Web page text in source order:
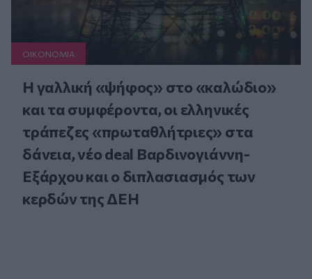
ΟΙΚΟΝΟΜΙΑ
Η γαλλική «ψήφος» στο «καλώδιο»
και τα συμφέροντα, οι ελληνικές
τράπεζες «πρωταθλήτριες» στα
δάνεια, νέο deal Βαρδινογιάννη-
Εξάρχου και ο διπλασιασμός των
κερδών της ΔΕΗ